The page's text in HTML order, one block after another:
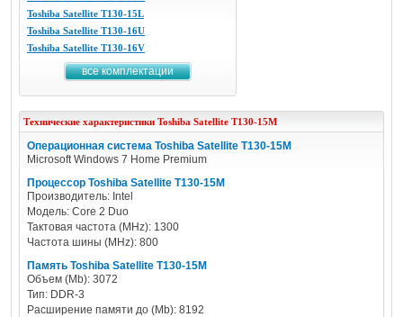
Toshiba Satellite T130-15L
Toshiba Satellite T130-16U
Toshiba Satellite T130-16V
все комплектации
Технические характеристики Toshiba Satellite T130-15M
Операционная система Toshiba Satellite T130-15M
Microsoft Windows 7 Home Premium
Процессор Toshiba Satellite T130-15M
Производитель: Intel
Модель: Core 2 Duo
Тактовая частота (MHz): 1300
Частота шины (MHz): 800
Память Toshiba Satellite T130-15M
Объем (Mb): 3072
Тип: DDR-3
Расширение памяти до (Mb): 8192